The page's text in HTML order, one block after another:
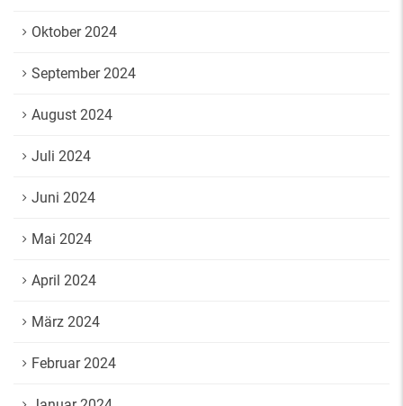
Oktober 2024
September 2024
August 2024
Juli 2024
Juni 2024
Mai 2024
April 2024
März 2024
Februar 2024